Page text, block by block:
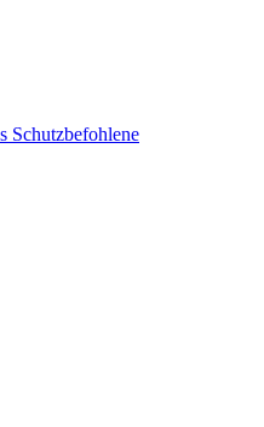
Schutzbefohlene